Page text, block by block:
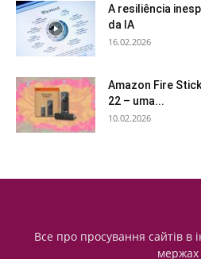
A resiliência
da IA
16.02.2026
Amazon Fire
22 – uma...
10.02.2026
Все про просування сайтів в
мержах